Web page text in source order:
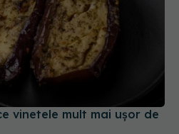
vinetele mult mai ușor de